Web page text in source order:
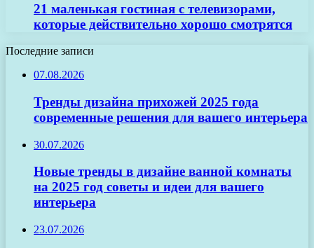
21 маленькая гостиная с телевизорами,
которые действительно хорошо смотрятся
Последние записи
07.08.2026
Тренды дизайна прихожей 2025 года
современные решения для вашего интерьера
30.07.2026
Новые тренды в дизайне ванной комнаты
на 2025 год советы и идеи для вашего
интерьера
23.07.2026